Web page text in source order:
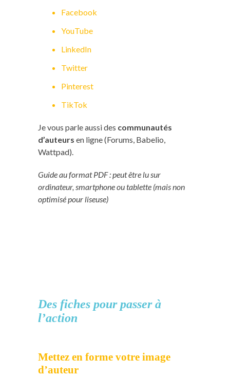
Facebook
YouTube
LinkedIn
Twitter
Pinterest
TikTok
Je vous parle aussi des communautés
d’auteurs en ligne (Forums, Babelio,
Wattpad).
Guide au format PDF : peut être lu sur
ordinateur, smartphone ou tablette (mais non
optimisé pour liseuse)
Des fiches pour passer à
l’action
Mettez en forme votre image
d’auteur